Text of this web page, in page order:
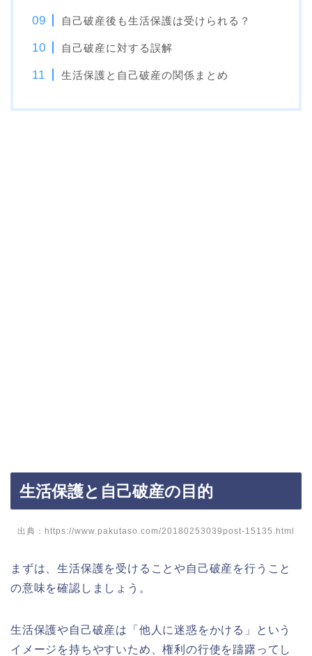
自己破産後も生活保護は受けられる？
自己破産に対する誤解
生活保護と自己破産の関係まとめ
生活保護と自己破産の目的
出典：https://www.pakutaso.com/20180253039post-15135.html
まずは、生活保護を受けることや自己破産を行うこと
の意味を確認しましょう。
生活保護や自己破産は「他人に迷惑をかける」という
イメージを持ちやすいため、権利の行使を躊躇ってし